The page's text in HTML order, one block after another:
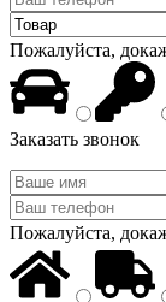
Пожалуйста,
Заказать звонок
Пожалуйста,